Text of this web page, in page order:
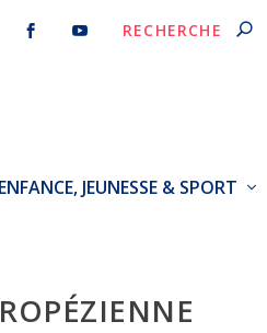
ENFANCE, JEUNESSE & SPORT